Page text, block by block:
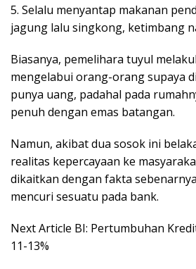
5. Selalu menyantap makanan
jagung lalu singkong, ketimbang
Biasanya, pemelihara tuyul
mengelabui orang-orang supaya
punya uang, padahal pada
penuh dengan emas batangan.
Namun, akibat dua sosok ini
realitas kepercayaan ke
dikaitkan dengan fakta
mencuri sesuatu pada bank.
Next Article BI: Pertumbuhan
11-13%